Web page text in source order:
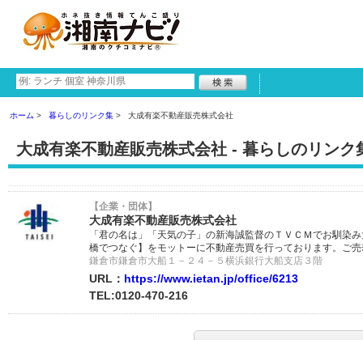
ホーム 暮らしのリンク集 大成有楽不動産販売株式会社
大成有楽不動産販売株式会社 - 暮らしのリンク
【企業・団体】
大成有楽不動産販売株式会社
「君の名は」「天気の子」の新海誠監督のＴＶＣＭでお馴染
橋でつなぐ】をモットーに不動産売買を行っております。ご
鎌倉市鎌倉市大船１－２４－５横浜銀行大船支店３階
URL： https://www.ietan.jp/office/6213
TEL:0120-470-216